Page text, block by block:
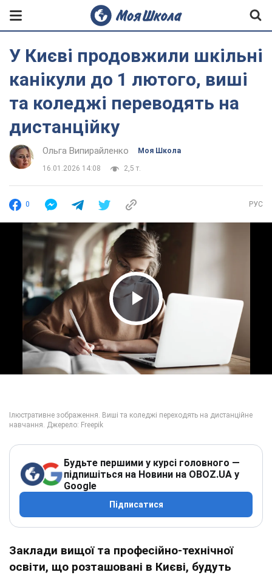
У Києві продовжили шкільні
канікули до 1 лютого, виші
та коледжі переводять на
дистанційку
Ольга Випирайленко Моя Школа
16.01.2026 14:08 2,5 т.
0 РУС
Play Video
Будьте першими у курсі головного —
підпишіться на Новини на OBOZ.UA у
Google
Підписатися
Заклади вищої та професійно-технічної
освіти, що розташовані в Києві, будуть